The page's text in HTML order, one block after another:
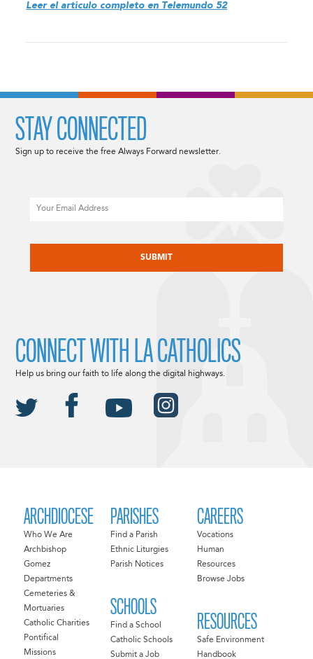
Leer el articulo completo en Telemundo 52
ARCHDIOCESE
Who We Are
Archbishop
Gomez
Departments
Cemeteries &
Mortuaries
Catholic Charities
Pontifical
Missions
PARISHES
Find a Parish
Ethnic Liturgies
Parish Notices
SCHOOLS
Find a School
Catholic Schools
Submit a Job
CAREERS
Vocations
Human
Resources
Browse Jobs
RESOURCES
Safe Environment
Handbook
STAY CONNECTED
Sign up to receive the free Always Forward newsletter.
CONNECT WITH LA CATHOLICS
Help us bring our faith to life along the digital highways.